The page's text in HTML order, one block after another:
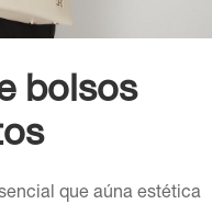
bolsos
que aúna estética